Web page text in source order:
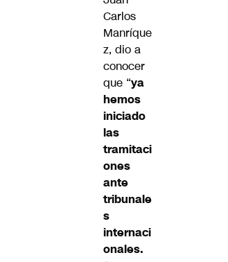
Carlos
Manríque
z, dio a
conocer
que “ya
hemos
iniciado
las
tramitaci
ones
ante
tribunale
s
internaci
onales.